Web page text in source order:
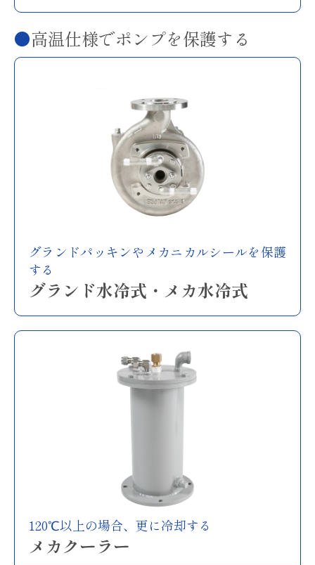
高温仕様でポンプを保護する
グランドパッキンやメカニカルシールを保護
する
グランド水冷式・メカ水冷式
120℃以上の場合、更に冷却する
メカクーラー